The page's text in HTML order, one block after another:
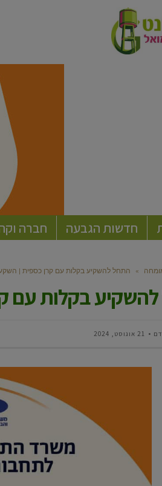
חדשות הגבעה חברה
» התחל להשקיע בקלות עם קרן כספית |
בקלות עם
21 אוגוסט, 2024